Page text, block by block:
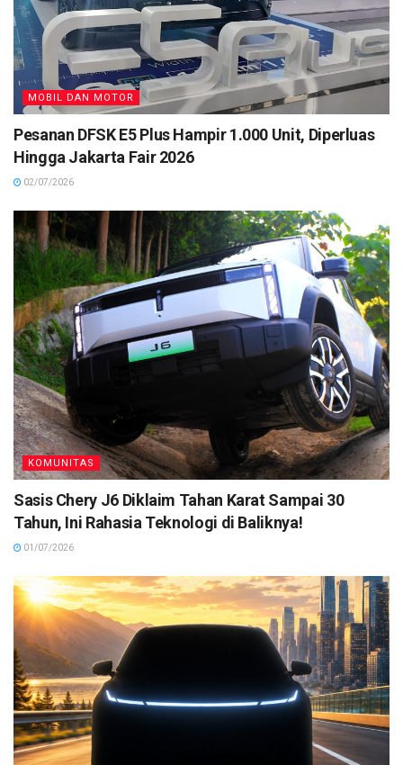
MOBIL DAN MOTOR
Pesanan DFSK E5 Plus Hampir 1.000 Unit, Diperluas
Hingga Jakarta Fair 2026
02/07/2026
KOMUNITAS
Sasis Chery J6 Diklaim Tahan Karat Sampai 30
Tahun, Ini Rahasia Teknologi di Baliknya!
01/07/2026